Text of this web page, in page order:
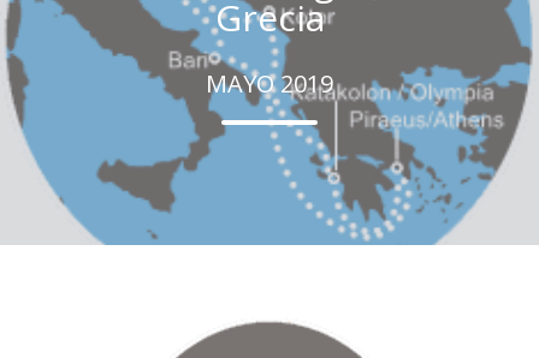
Grecia
MAYO 2019